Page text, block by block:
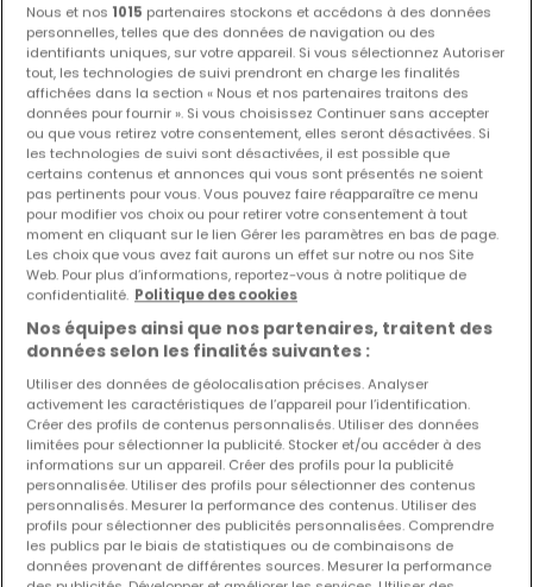
Maison individuelle 3 chambresà vendre àRodange
780 000 €
Nous et nos 1015 partenaires stockons et accédons à des données
personnelles, telles que des données de navigation ou des
identifiants uniques, sur votre appareil. Si vous sélectionnez Autoriser
tout, les technologies de suivi prendront en charge les finalités
affichées dans la section « Nous et nos partenaires traitons des
données pour fournir ». Si vous choisissez Continuer sans accepter
ou que vous retirez votre consentement, elles seront désactivées. Si
les technologies de suivi sont désactivées, il est possible que
certains contenus et annonces qui vous sont présentés ne soient
pas pertinents pour vous. Vous pouvez faire réapparaître ce menu
pour modifier vos choix ou pour retirer votre consentement à tout
moment en cliquant sur le lien Gérer les paramètres en bas de page.
Les choix que vous avez fait aurons un effet sur notre ou nos Site
Web. Pour plus d’informations, reportez-vous à notre politique de
confidentialité. Politique des cookies
Nos équipes ainsi que nos partenaires, traitent des
données selon les finalités suivantes :
Utiliser des données de géolocalisation précises. Analyser
activement les caractéristiques de l’appareil pour l’identification.
Créer des profils de contenus personnalisés. Utiliser des données
limitées pour sélectionner la publicité. Stocker et/ou accéder à des
informations sur un appareil. Créer des profils pour la publicité
personnalisée. Utiliser des profils pour sélectionner des contenus
personnalisés. Mesurer la performance des contenus. Utiliser des
profils pour sélectionner des publicités personnalisées. Comprendre
les publics par le biais de statistiques ou de combinaisons de
données provenant de différentes sources. Mesurer la performance